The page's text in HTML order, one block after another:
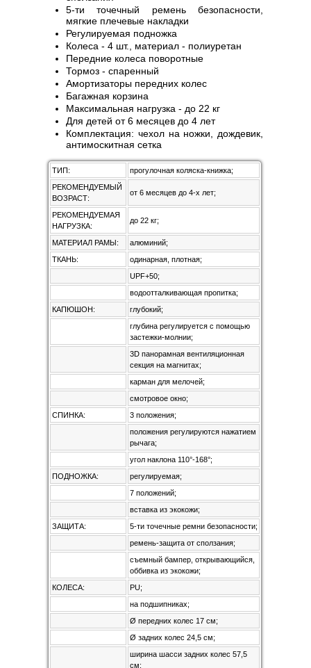
5-ти точечный ремень безопасности,
мягкие плечевые накладки
Регулируемая подножка
Колеса - 4 шт., материал - полиуретан
Передние колеса поворотные
Тормоз - спаренный
Амортизаторы передних колес
Багажная корзина
Максимальная нагрузка - до 22 кг
Для детей от 6 месяцев до 4 лет
Комплектация: чехол на ножки, дождевик,
антимоскитная сетка
ТИП:
прогулочная коляска-книжка;
РЕКОМЕНДУЕМЫЙ
ВОЗРАСТ:
от 6 месяцев до 4-х лет;
РЕКОМЕНДУЕМАЯ
НАГРУЗКА:
до 22 кг;
МАТЕРИАЛ РАМЫ:
алюминий;
ТКАНЬ:
одинарная, плотная;
UPF+50;
водоотталкивающая пропитка;
КАПЮШОН:
глубокий;
глубина регулируется с помощью
застежки-молнии;
3D панорамная вентиляционная
секция на магнитах;
карман для мелочей;
смотровое окно;
СПИНКА:
3 положения;
положения регулируются нажатием
рычага;
угол наклона 110°-168°;
ПОДНОЖКА:
регулируемая;
7 положений;
вставка из экокожи;
ЗАЩИТА:
5-ти точечные ремни безопасности;
ремень-защита от сползания;
съемный бампер, открывающийся,
оббивка из экокожи;
КОЛЕСА:
PU;
на подшипниках;
Ø передних колес 17 см;
Ø задних колес 24,5 см;
ширина шасси задних колес 57,5
см;